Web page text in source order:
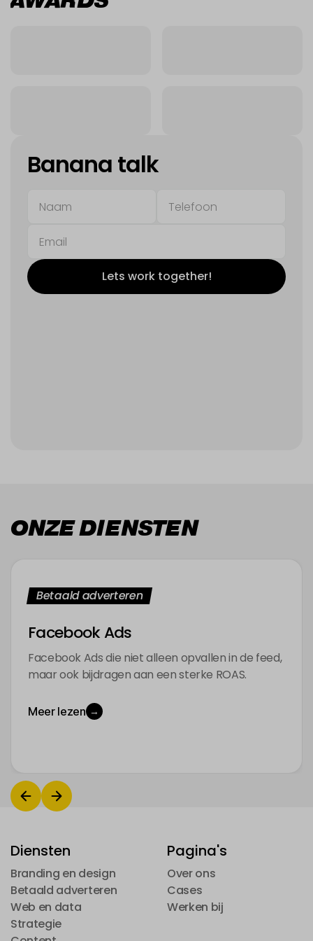
Banana talk
Lets work together!
ONZE DIENSTEN
Betaald adverteren
Facebook Ads
Facebook Ads die niet alleen opvallen in de feed,
maar ook bijdragen aan een sterke ROAS.
Meer lezen →
Diensten
Branding en design
Branding en design
Betaald adverteren
Betaald adverteren
Web en data
Web en data
Strategie
Pagina's
Over ons
Over ons
Cases
Cases
Werken bij